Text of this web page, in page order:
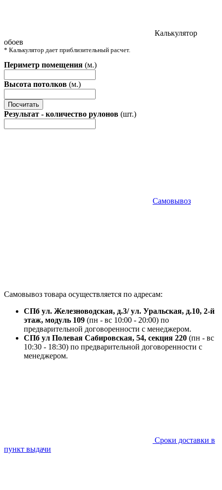
Калькулятор
обоев
* Калькулятор дает приблизительный расчет.
Периметр помещения (м.)
Высота потолков (м.)
Посчитать
Результат - количество рулонов (шт.)
Самовывоз
Самовывоз товара осуществляется по адресам:
СПб ул. Железноводская, д.3/ ул. Уральская, д.10, 2-й
этаж, модуль 109 (пн - вс 10:00 - 20:00) по
предварительной договоренности с менеджером.
СПб ул Полевая Сабировская, 54, секция 220 (пн - вс
10:30 - 18:30) по предварительной договоренности с
менеджером.
Сроки доставки в
пункт выдачи